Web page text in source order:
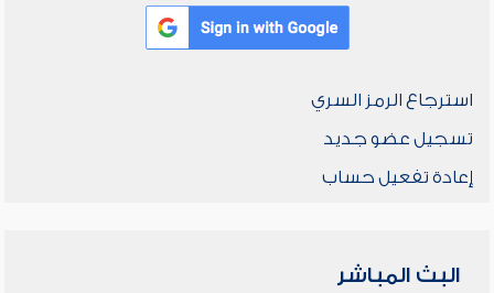
استرجاع الرمز السري
تسجيل عضو جديد
إعادة تفعيل حساب
البث المباشر